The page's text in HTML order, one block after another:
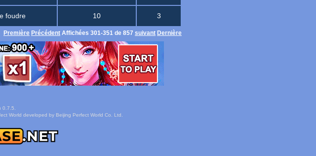
foudre 10 3
Première Précédent Affichées 301-351 de 857 suivant Dernière
0.7.5.
World developed by Beijing Perfect World Co. Ltd.